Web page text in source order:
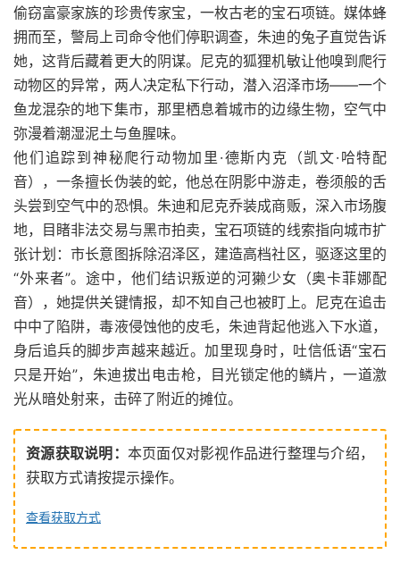
偷窃富豪家族的珍贵传家宝，一枚古老的宝石项链。媒体蜂
拥而至，警局上司命令他们停职调查，朱迪的兔子直觉告诉
她，这背后藏着更大的阴谋。尼克的狐狸机敏让他嗅到爬行
动物区的异常，两人决定私下行动，潜入沼泽市场——一个
鱼龙混杂的地下集市，那里栖息着城市的边缘生物，空气中
弥漫着潮湿泥土与鱼腥味。
他们追踪到神秘爬行动物加里·德斯内克（凯文·哈特配
音），一条擅长伪装的蛇，他总在阴影中游走，卷须般的舌
头尝到空气中的恐惧。朱迪和尼克乔装成商贩，深入市场腹
地，目睹非法交易与黑市拍卖，宝石项链的线索指向城市扩
张计划：市长意图拆除沼泽区，建造高档社区，驱逐这里的
“外来者”。途中，他们结识叛逆的河獭少女（奥卡菲娜配
音），她提供关键情报，却不知自己也被盯上。尼克在追击
中中了陷阱，毒液侵蚀他的皮毛，朱迪背起他逃入下水道，
身后追兵的脚步声越来越近。加里现身时，吐信低语“宝石
只是开始”，朱迪拔出电击枪，目光锁定他的鳞片，一道激
光从暗处射来，击碎了附近的摊位。
资源获取说明： 本页面仅对影视作品进行整理与介绍，
获取方式请按提示操作。
查看获取方式